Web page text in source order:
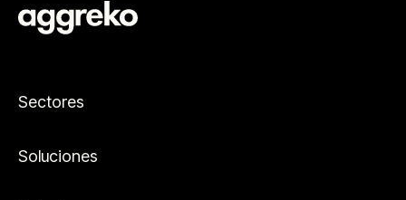
Sectores
Soluciones